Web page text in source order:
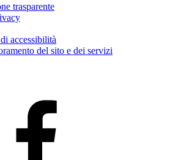
trasparente
accessibilità
del sito e dei servizi